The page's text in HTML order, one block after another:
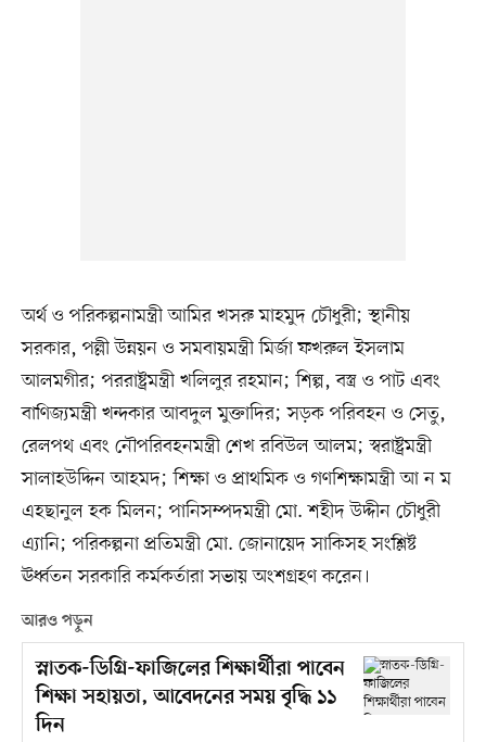
অর্থ ও পরিকল্পনামন্ত্রী আমির খসরু মাহমুদ চৌধুরী; স্থানীয়
সরকার, পল্লী উন্নয়ন ও সমবায়মন্ত্রী মির্জা ফখরুল ইসলাম
আলমগীর; পররাষ্ট্রমন্ত্রী খলিলুর রহমান; শিল্প, বস্ত্র ও পাট এবং
বাণিজ্যমন্ত্রী খন্দকার আবদুল মুক্তাদির; সড়ক পরিবহন ও সেতু,
রেলপথ এবং নৌপরিবহনমন্ত্রী শেখ রবিউল আলম; স্বরাষ্ট্রমন্ত্রী
সালাহউদ্দিন আহমদ; শিক্ষা ও প্রাথমিক ও গণশিক্ষামন্ত্রী আ ন ম
এহছানুল হক মিলন; পানিসম্পদমন্ত্রী মো. শহীদ উদ্দীন চৌধুরী
এ্যানি; পরিকল্পনা প্রতিমন্ত্রী মো. জোনায়েদ সাকিসহ সংশ্লিষ্ট
ঊর্ধ্বতন সরকারি কর্মকর্তারা সভায় অংশগ্রহণ করেন।
আরও পড়ুন
স্নাতক-ডিগ্রি-ফাজিলের শিক্ষার্থীরা পাবেন
শিক্ষা সহায়তা, আবেদনের সময় বৃদ্ধি ১১
দিন